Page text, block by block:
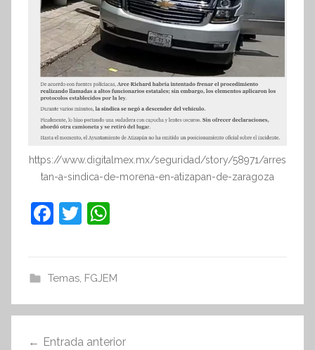
https://www.digitalmex.mx/seguridad/story/58971/arres
tan-a-sindica-de-morena-en-atizapan-de-zaragoza
F
e
b
T
er s
A
Temas, FGJEM
Entrada anterior